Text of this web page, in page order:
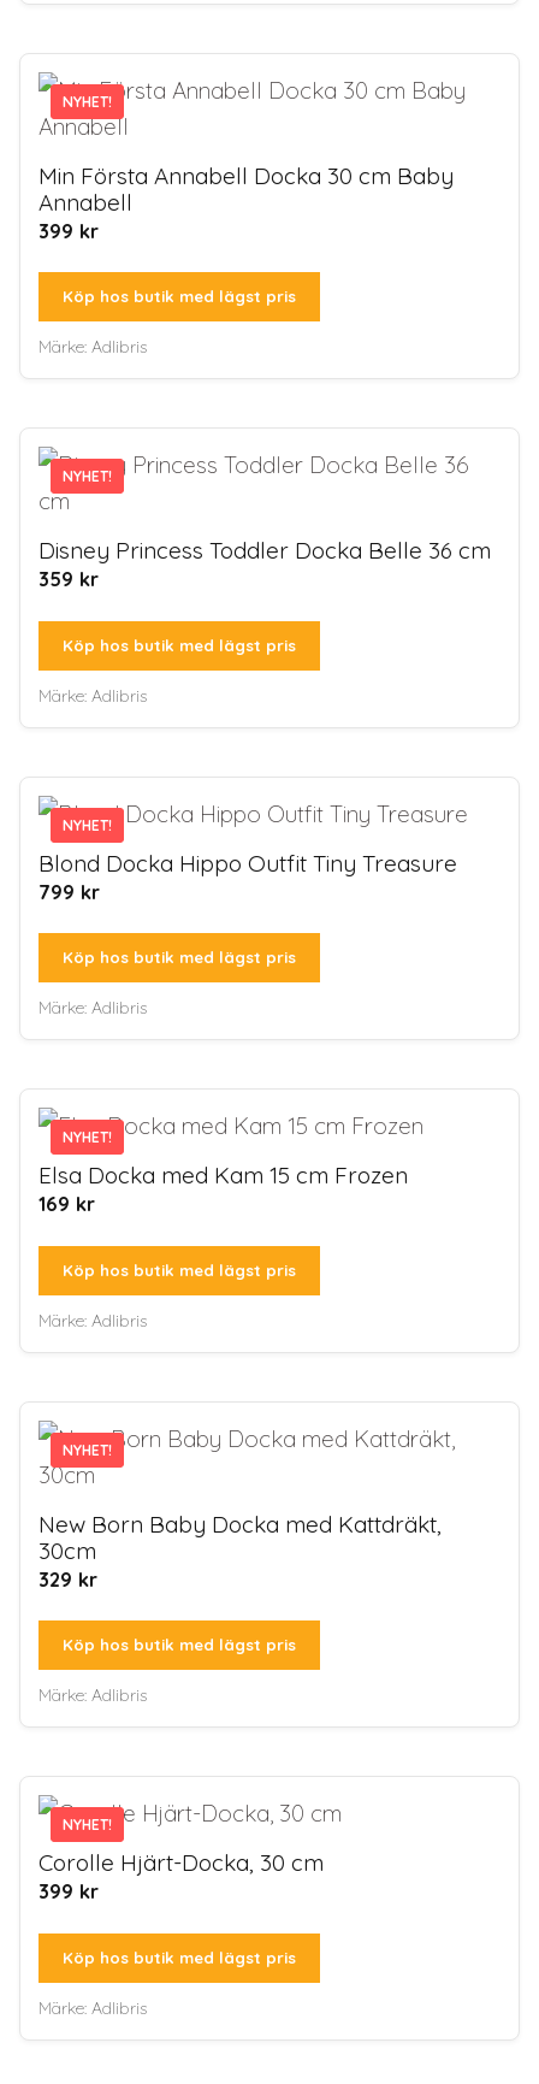
NYHET!
NYHET!
Min Första Annabell Docka 30 cm Baby
Annabell
399 kr
Köp hos butik med lägst pris
Märke: Adlibris
NYHET!
NYHET!
Disney Princess Toddler Docka Belle 36 cm
359 kr
Köp hos butik med lägst pris
Märke: Adlibris
NYHET!
NYHET!
Blond Docka Hippo Outfit Tiny Treasure
799 kr
Köp hos butik med lägst pris
Märke: Adlibris
NYHET!
NYHET!
Elsa Docka med Kam 15 cm Frozen
169 kr
Köp hos butik med lägst pris
Märke: Adlibris
NYHET!
NYHET!
New Born Baby Docka med Kattdräkt,
30cm
329 kr
Köp hos butik med lägst pris
Märke: Adlibris
NYHET!
NYHET!
Corolle Hjärt-Docka, 30 cm
399 kr
Köp hos butik med lägst pris
Märke: Adlibris